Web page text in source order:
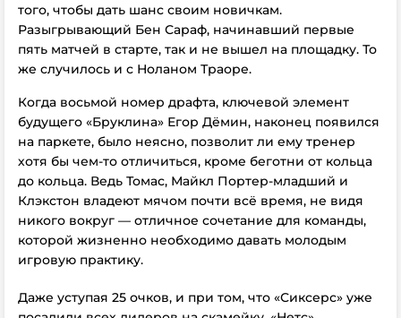
того, чтобы дать шанс своим новичкам.
Разыгрывающий Бен Сараф, начинавший первые
пять матчей в старте, так и не вышел на площадку. То
же случилось и с Ноланом Траоре.
Когда восьмой номер драфта, ключевой элемент
будущего «Бруклина» Егор Дёмин, наконец появился
на паркете, было неясно, позволит ли ему тренер
хотя бы чем-то отличиться, кроме беготни от кольца
до кольца. Ведь Томас, Майкл Портер-младший и
Клэкстон владеют мячом почти всё время, не видя
никого вокруг — отличное сочетание для команды,
которой жизненно необходимо давать молодым
игровую практику.
Даже уступая 25 очков, и при том, что «Сиксерс» уже